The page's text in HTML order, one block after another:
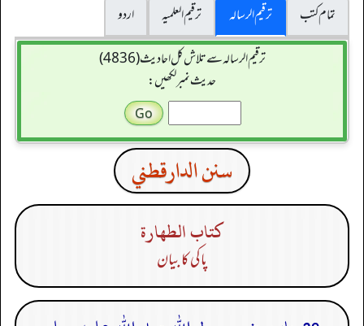
تمام کتب
ترقیم الرسالہ ترقیم العلمیہ
اردو
ترقیم الرسالہ سے تلاش کل احادیث (4836)
حدیث نمبر لکھیں:
سنن الدارقطني
كتاب الطهارة
پاکی کا بیان